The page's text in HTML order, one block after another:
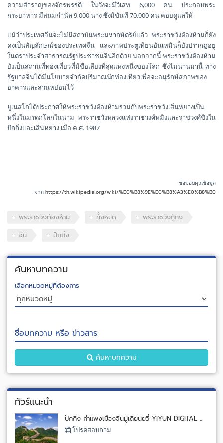
ความสำราญของจักรพรรดิ ในวังจะมีวิเสท 6,000 คน ประกอบพระ
กระยาหาร มีสนมกำนัล 9,000 นาง ซึ่งมีขันที 70,000 คน คอยดูแลให้
แม้ว่าประเทศจีนจะไม่มีสถาบันพระมหากษัตริย์แล้ว พระราชวังต้องห้ามก็ยัง
คงเป็นสัญลักษณ์ของประเทศจีน และภาพประตูเทียนอันเหมินก็ยังปรากฏอยู่
ในตราประจำสาธารณรัฐประชาชนจีนอีกด้วย นอกจากนี้ พระราชวังต้องห้าม
ยังเป็นสถานที่ท่องเที่ยวที่มีชื่อเสียงที่สุดแห่งหนึ่งของโลก ซึ่งไม่นานมานี้ ทาง
รัฐบาลจีนได้มีนโยบายจำกัดปริมาณนักท่องเที่ยวเพื่อจะอนุรักษ์สภาพของ
อาคารและสวนหย่อมไว้
ยูเนสโกได้ประกาศให้พระราชวังต้องห้ามร่วมกับพระราชวังเสิ่นหยางเป็น
หนึ่งในมรดกโลกในนาม พระราชวังหลวงแห่งราชวงศ์หมิงและราชวงศ์ชิงใน
ปักกิ่งและเสิ่นหยาง เมื่อ ค.ศ. 1987
ขอขอบคุณข้อมูล
จาก https://th.wikipedia.org/wiki/%E0%B8%9E%E0%B8%A3%E0%B8%B0
พระราชวังต้องห้าม ทั้งหมด
พระราชวังกู้กง
จีน
ปักกิ่ง
ค้นหาบทความ
เลือกหมวดหมู่ที่ต้องการ
ชื่อบทความ หรือ ข่าวสาร
ค้นหาบทความ
ทัวร์แนะนำ
ปักกิ่ง กำแพงเมืองจีนมู่เถียนยวี่ YIYUN DIGITAL ART CENTER 5 วัน 4 คืน ก.ย.-ธ.ค.68 5 วัน 4 คืน โดยแอร์ ไชน่า[CA]
โปรดสอบถาม